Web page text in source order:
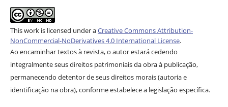
This work is licensed under aCreative Commons Attribution-
NonCommercial-NoDerivatives 4.0 International License.
Ao encaminhar textos à revista, o autor estará cedendo
integralmente seus direitos patrimoniais da obra à publicação,
permanecendo detentor de seus direitos morais (autoria e
identificação na obra), conforme estabelece a legislação específica.